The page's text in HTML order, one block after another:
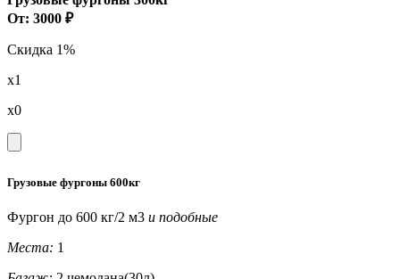
От: 3000 ₽
Скидка 1%
x1
x0
Грузовые фургоны 600кг
Фургон до 600 кг/2 м3 и подобные
Места: 1